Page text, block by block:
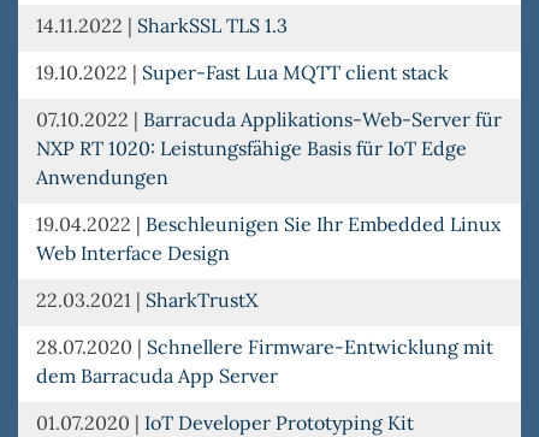
14.11.2022 | SharkSSL TLS 1.3
19.10.2022 | Super-Fast Lua MQTT client stack
07.10.2022 | Barracuda Applikations-Web-Server für
NXP RT 1020: Leistungsfähige Basis für IoT Edge
Anwendungen
19.04.2022 | Beschleunigen Sie Ihr Embedded Linux
Web Interface Design
22.03.2021 | SharkTrustX
28.07.2020 | Schnellere Firmware-Entwicklung mit
dem Barracuda App Server
01.07.2020 | IoT Developer Prototyping Kit